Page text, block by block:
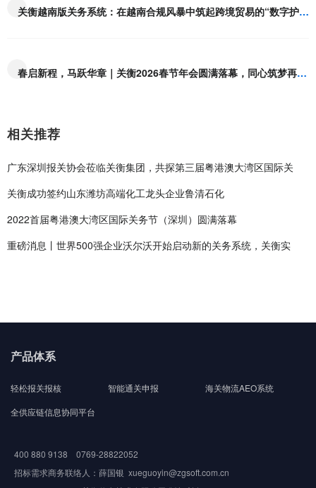
关衡越南版关务系统：在越南合规风暴中筑起跨境贸易的“数字护城河
春启新程，马跃华章｜关衡2026春节年会圆满落幕，同心筑梦再启新章
相关推荐
​广东深圳报关协会莅临关衡集团，共探第三届粤港澳大湾区国际关
关衡成功签约山东潍坊高端化工龙头企业鲁清石化
2022首届粤港澳大湾区国际关务节（深圳）圆满落幕
重磅消息丨世界500强企业沃尔沃开始启动新的关务系统，关衡实
产品体系
轻松报关报核 智能通关申报
海关物流AEO系统
全供应链信息协同平台
400 880 9138 0769-28822052
招标需求商务联络人：薛国银 xueguoyin@zgsoft.com.cn